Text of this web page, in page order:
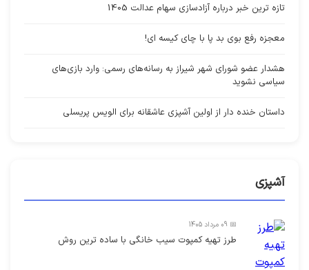
تازه ترین خبر درباره آزادسازی سهام عدالت 1405
معجزه رفع بوی بد پا با چای کیسه ای!
هشدار عضو شورای شهر شیراز به رسانه‌های رسمی: وارد بازی‌های
سیاسی نشوید
داستان خنده دار از اولین آشپزی عاشقانه برای الویس پریسلی
آشپزی
📅 09 مرداد 1405
طرز تهیه کمپوت سیب خانگی با ساده ترین روش